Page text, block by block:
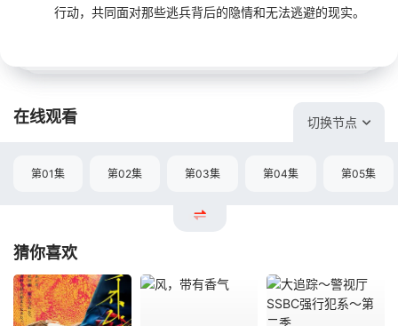
行动，共同面对那些逃兵背后的隐情和无法逃避的现实。
在线观看 切换节点
第01集 第02集 第03集 第04集 第05集
猜你喜欢